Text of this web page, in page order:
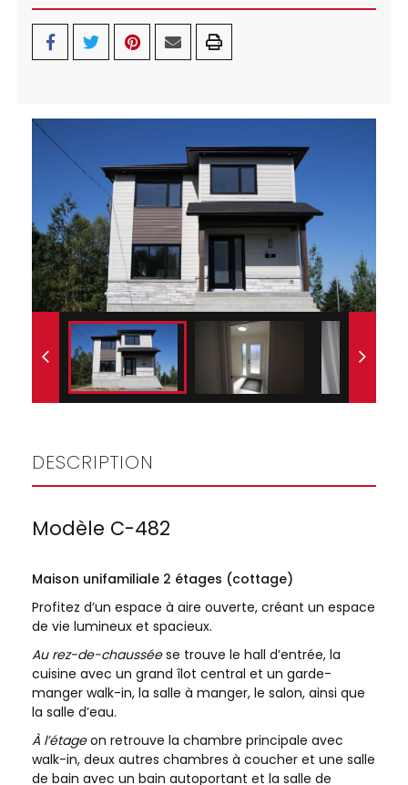
DESCRIPTION
Modèle C-482
Maison unifamiliale 2 étages (cottage)
Profitez d’un espace à aire ouverte, créant un espace
de vie lumineux et spacieux.
Au rez-de-chausséese trouve le hall d’entrée, la
cuisine avec un grand îlot central et un garde-
manger walk-in, la salle à manger, le salon, ainsi que
la salle d’eau.
À l’étageon retrouve la chambre principale avec
walk-in, deux autres chambres à coucher et une salle
de bain avec un bain autoportant et la salle de